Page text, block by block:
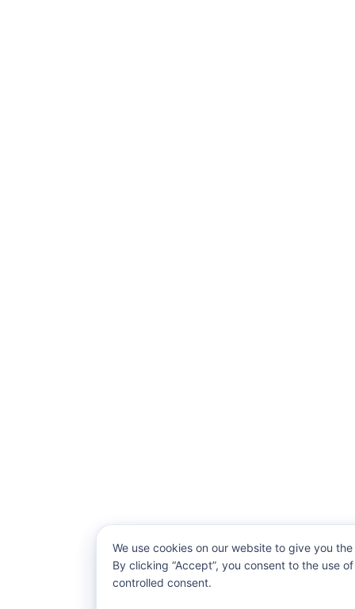
We use cookies on our website to give you
By clicking “Accept”, you consent to the use
controlled consent.